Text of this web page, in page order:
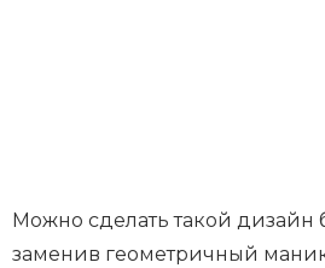
Можно сделать такой дизайн
заменив геометричный